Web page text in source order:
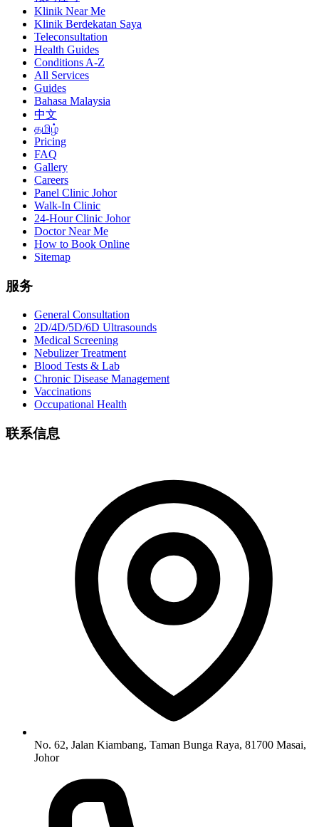
Klinik Near Me
Klinik Berdekatan Saya
Teleconsultation
Health Guides
Conditions A-Z
All Services
Guides
Bahasa Malaysia
中文
தமிழ்
Pricing
FAQ
Gallery
Careers
Panel Clinic Johor
Walk-In Clinic
24-Hour Clinic Johor
Doctor Near Me
How to Book Online
Sitemap
服务
General Consultation
2D/4D/5D/6D Ultrasounds
Medical Screening
Nebulizer Treatment
Blood Tests & Lab
Chronic Disease Management
Vaccinations
Occupational Health
联系信息
No. 62, Jalan Kiambang, Taman Bunga Raya, 81700 Masai,
Johor